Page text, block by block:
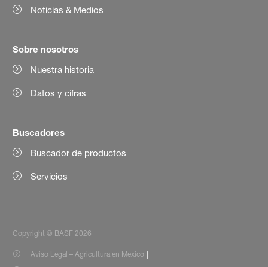
Noticias & Medios
Sobre nosotros
Nuestra historia
Datos y cifras
Buscadores
Buscador de productos
Servicios
Copyright © BASF 2026
Aviso Legal – Agricultura en Mexico